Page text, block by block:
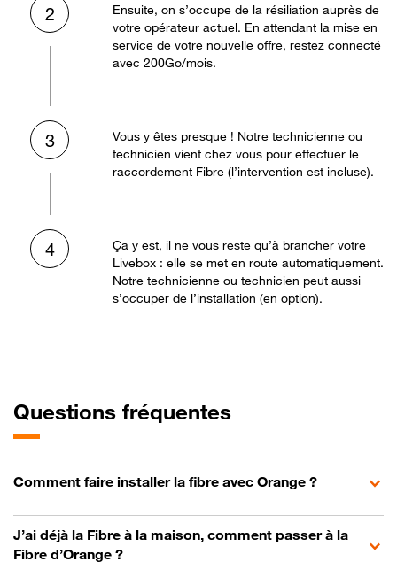
2
Ensuite, on s’occupe de la résiliation auprès de
votre opérateur actuel. En attendant la mise en
service de votre nouvelle offre, restez connecté
avec 200Go/mois.
3
Vous y êtes presque ! Notre technicienne ou
technicien vient chez vous pour effectuer le
raccordement Fibre (l’intervention est incluse).
4
Ça y est, il ne vous reste qu’à brancher votre
Livebox : elle se met en route automatiquement.
Notre technicienne ou technicien peut aussi
s’occuper de l’installation (en option).
Questions fréquentes
Comment faire installer la fibre avec Orange ?
J’ai déjà la Fibre à la maison, comment passer à la
Fibre d’Orange ?